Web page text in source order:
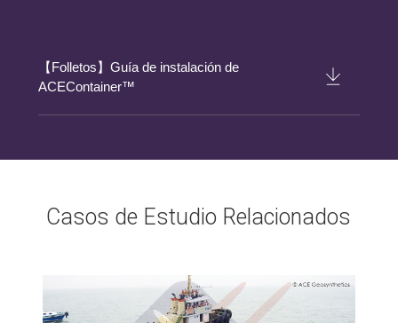
【Folletos】Guía de instalación de
ACEContainer™
Casos de Estudio Relacionados